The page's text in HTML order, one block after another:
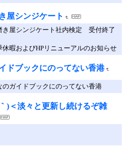
屋シンジケート
き屋シンジケート社内検定 受付終了
休暇およびHPリニューアルのお知らせ
ドブックにのってない香港
のガイドブックにのってない香港
)＜淡々と更新し続けるぞ雑